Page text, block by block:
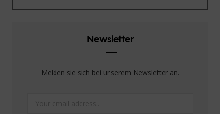
Newsletter
Melden sie sich bei unserem Newsletter an.